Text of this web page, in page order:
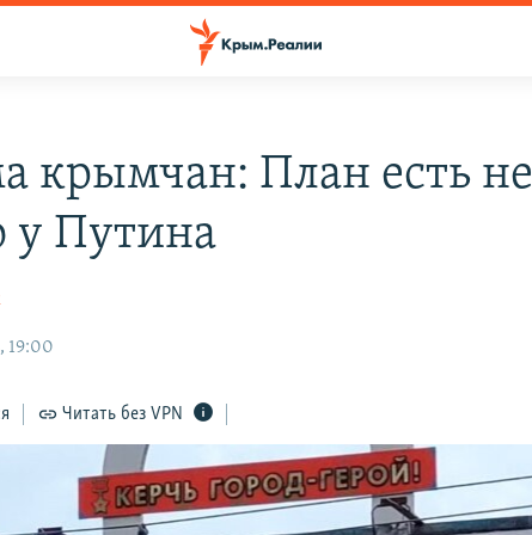
крымчан: План есть не
у Путина
19:00
Читать без VPN